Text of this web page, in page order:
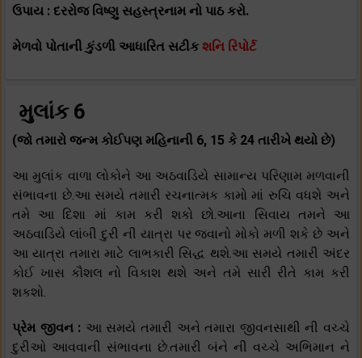
ઉપાય : દરરોજ વિષ્ણુ સહસ્ત્રનામ નો પાઠ કરો.
મેળવો પોતાની કુંડળી આધારિત સટીક શનિ રિપોર્ટ
મુલાંક 6
(જો તમારો જન્મ કોઈપણ મહિનાની 6, 15 કે 24 તારીખે થયો છે)
આ મુલાંક વાળા લોકોને આ અઠવાડિયે સામાન્ય પરિણામ મળવાની
સંભાવના છે.આ સમયે તમારી રચનાત્મક કામો માં રુચિ વધશે અને
તમે આ દિશા માં કામ કરી શકો છો.આના સિવાય તમને આ
અઠવાડિયે લાંબી દુરી ની યાત્રા પર જવાનો મોકો મળી શકે છે અને
આ યાત્રા તમારા માટે લાભકારી સિદ્ધ થશે.આ સમયે તમારી અંદર
કોઈ ખાસ કૌશલ નો વિકાશ થશે અને તમે સારી રીતે કામ કરી
શકશો.
પ્રેમ જીવન : આ સમયે તમારી અને તમારા જીવનસાથી ની વચ્ચે
દુરીઓ આવવાની સંભાવના છે.તમારી બંને ની વચ્ચે અભિમાન ને